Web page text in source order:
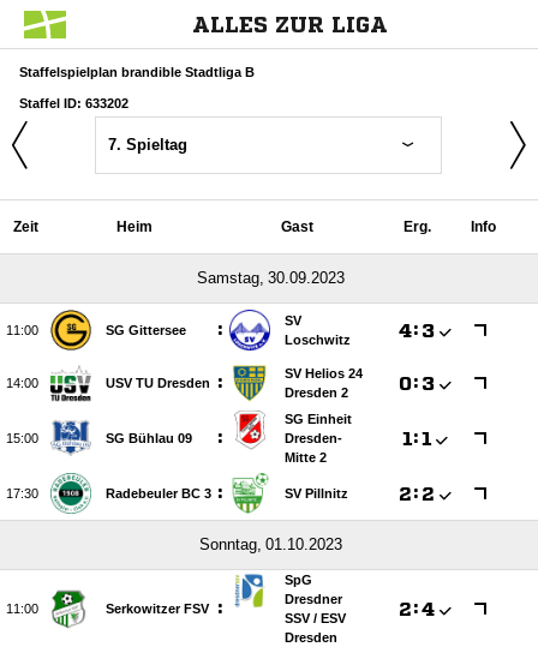
ALLES ZUR LIGA
Staffelspielplan brandible Stadtliga B
Staffel ID: 633202
7. Spieltag
Zeit Heim Gast Erg. Info
 
 SG Gittersee :
SV
Loschwitz
: 
 USV TU Dresden :
SV Helios 24
Dresden 2
: 
 SG Bühlau 09 :
SG Einheit
Dresden-
Mitte 2
 :
 Radebeuler BC 3 : SV Pillnitz : 
 
 Serkowitzer FSV :
SpG
Dresdner
SSV /​ ESV
Dresden
: